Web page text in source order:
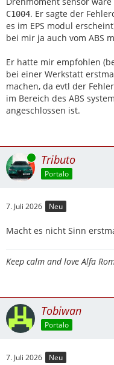
C1004. Er sagte der
es im EPS modul
bei mir ja auch vom ABS
Er hatte mir empfohlen
bei einer Werkstatt
machen, da evtl der
im Bereich des ABS
angeschlossen ist.
Online Tributo
Portalo
7. Juli 2026 Neu
Macht es nicht Sinn
Keep calm and love Alfa
Tobiwan
Portalo
7. Juli 2026 Neu